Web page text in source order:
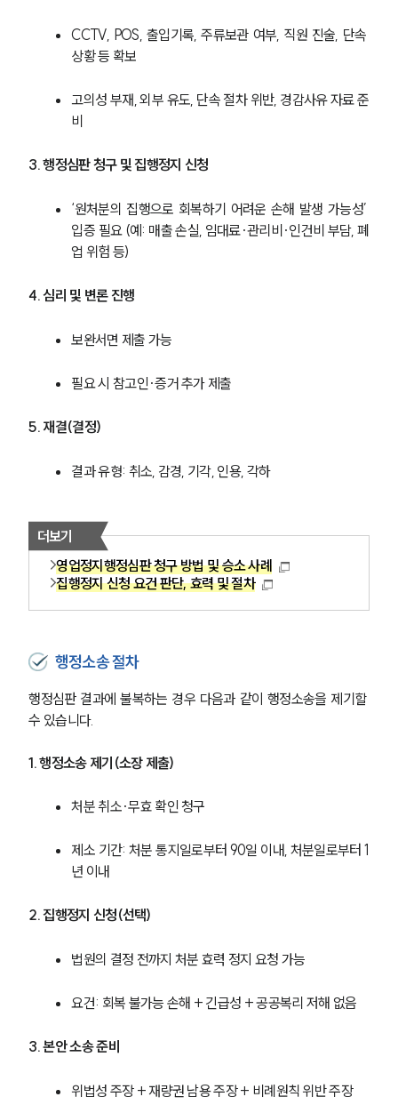
대륜의 강점
오시는 길
통합검색
업무분야
헌법·행정·규제·개혁그룹 업무
CCTV, POS, 출입기록, 주류보관 여부, 직원 진술, 단속
상황 등 확보
고의성 부재, 외부 유도, 단속 절차 위반, 경감사유 자료 준
비
3. 행정심판 청구 및 집행정지 신청
‘원처분의 집행으로 회복하기 어려운 손해 발생 가능성’
입증 필요 (예: 매출 손실, 임대료·관리비·인건비 부담, 폐
업 위험 등)
4. 심리 및 변론 진행
보완서면 제출 가능
필요 시 참고인·증거 추가 제출
5. 재결(결정)
결과 유형: 취소, 감경, 기각, 인용, 각하
더보기
영업정지행정심판 청구 방법 및 승소 사례
집행정지 신청 요건 판단, 효력 및 절차
행정소송 절차
행정심판 결과에 불복하는 경우 다음과 같이 행정소송을 제기할
수 있습니다.
1. 행정소송 제기(소장 제출)
처분 취소·무효 확인 청구
제소 기간: 처분 통지일로부터 90일 이내, 처분일로부터 1
년 이내
2. 집행정지 신청(선택)
법원의 결정 전까지 처분 효력 정지 요청 가능
요건: 회복 불가능 손해 + 긴급성 + 공공복리 저해 없음
3. 본안 소송 준비
위법성 주장 + 재량권 남용 주장 + 비례원칙 위반 주장